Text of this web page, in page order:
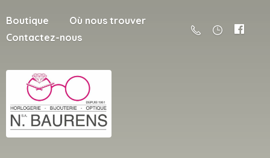
Boutique
Où nous trouver
Contactez-nous